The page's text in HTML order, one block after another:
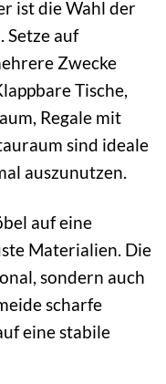
ist die Wahl der
Setze auf
Zwecke
Tische,
Regale mit
sind ideale
auszunutzen.
auf eine
Materialien. Die
sondern auch
scharfe
eine stabile